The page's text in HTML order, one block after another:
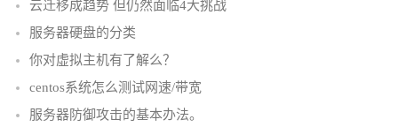
云迁移成趋势 但仍然面临4大挑战
服务器硬盘的分类
你对虚拟主机有了解么？
centos系统怎么测试网速/带宽
服务器防御攻击的基本办法。